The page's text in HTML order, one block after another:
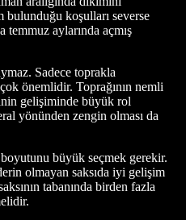
koşulları severse
aylarında açmış
Sadece toprakla
önemlidir. Toprağının nemli
gelişiminde büyük rol
yönünden zengin olması da
boyutunu büyük seçmek gerekir.
olmayan saksıda iyi gelişim
tabanında birden fazla